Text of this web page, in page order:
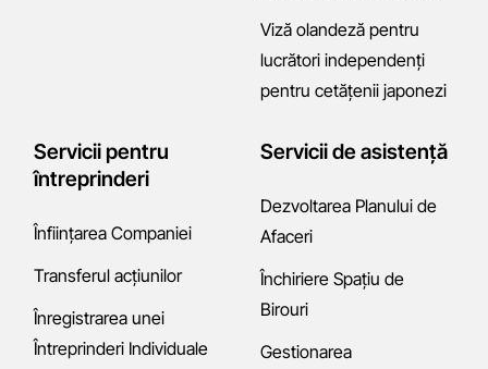
Viză olandeză pentru
lucrători independenți
pentru cetățenii japonezi
Servicii pentru
întreprinderi
Înființarea Companiei
Transferul acțiunilor
Înregistrarea unei
Întreprinderi Individuale
Servicii de asistență
Dezvoltarea Planului de
Afaceri
Închiriere Spațiu de
Birouri
Gestionarea